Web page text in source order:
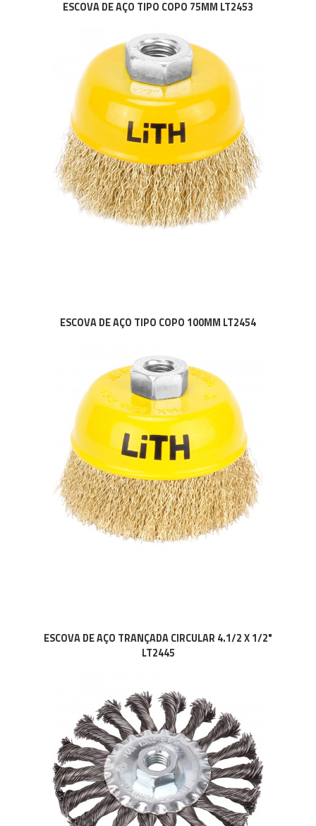
ESCOVA DE AÇO TIPO COPO 75MM LT2453
ESCOVA DE AÇO TIPO COPO 100MM LT2454
ESCOVA DE AÇO TRANÇADA CIRCULAR 4.1/2 X 1/2"
LT2445